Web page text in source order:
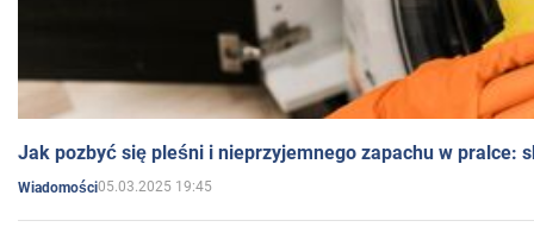
Jak pozbyć się pleśni i nieprzyjemnego zapachu w pralce:
Wiadomości05.03.2025 19:45